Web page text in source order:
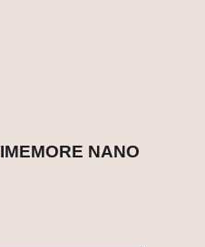
NANO